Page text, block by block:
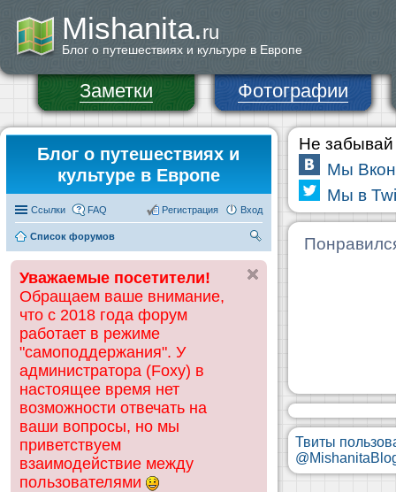
Mishanita.ru
Блог о путешествиях и культуре в Европе
Заметки Фотографии
Блог о путешествиях и
культуре в Европе
Ссылки FAQ Вход
Регистрация
Список форумов
ск
Уважаемые посетители!
Обращаем ваше внимание,
что с 2018 года форум
работает в режиме
"самоподдержания". У
администратора (Foxy) в
настоящее время нет
возможности отвечать на
ваши вопросы, но мы
приветствуем
взаимодействие между
пользователями
Не забывай
Мы
Мы в
Твиты